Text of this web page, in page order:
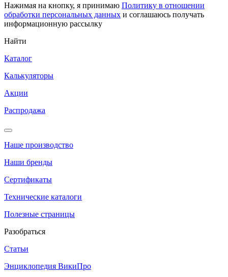
Нажимая на кнопку, я принимаю Политику в отношении
обработки персональных данных и соглашаюсь получать
информационную рассылку
Найти
Каталог
Калькуляторы
Акции
Распродажа
Наше производство
Наши бренды
Сертификаты
Технические каталоги
Полезные страницы
Разобраться
Статьи
Энциклопедия ВикиПро